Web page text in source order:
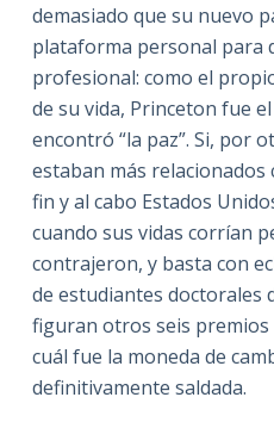
demasiado que su nuevo
plataforma personal para
profesional: como el
de su vida, Princeton fue
encontró “la paz”. Si, por
estaban más relacionados
fin y al cabo Estados
cuando sus vidas corrían
contrajeron, y basta con
de estudiantes doctorales
figuran otros seis
cuál fue la moneda de
definitivamente saldada.